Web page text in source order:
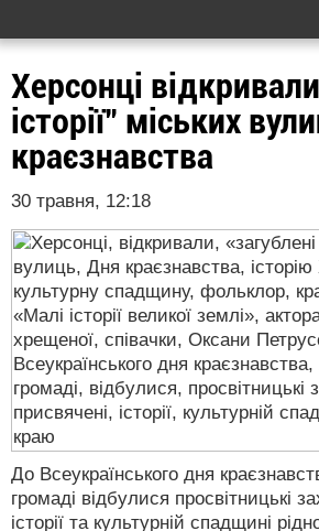
Херсонці
історії" міських
краєзнавства
30 травня, 12:18
До Всеукраїнського дня
громаді відбулися просвітницькі
історії та культурній спадщині